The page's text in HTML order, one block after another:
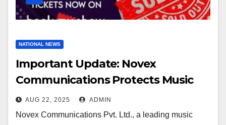
NATIONAL NEWS
Important Update: Novex
Communications Protects Music
Rights For Filmfare Awards Punjabi
2025
AUG 22, 2025 ADMIN
Novex Communications Pvt. Ltd., a leading music